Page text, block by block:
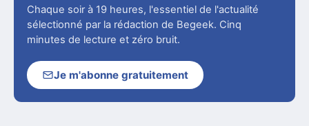
Chaque soir à 19 heures, l'essentiel de l'actualité
sélectionné par la rédaction de Begeek. Cinq
minutes de lecture et zéro bruit.
Je m'abonne gratuitement